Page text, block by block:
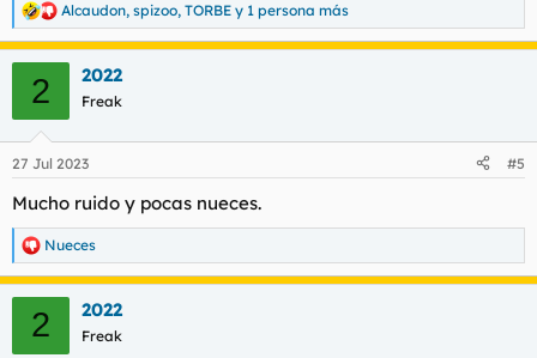
R
e
e
:
Alcaudon, spizoo, TORBE y 1 persona más
2 2022
Freak
27 Jul 2023 #5
Mucho ruido y pocas nueces.
R
e
a
Nueces
2 2022
Freak